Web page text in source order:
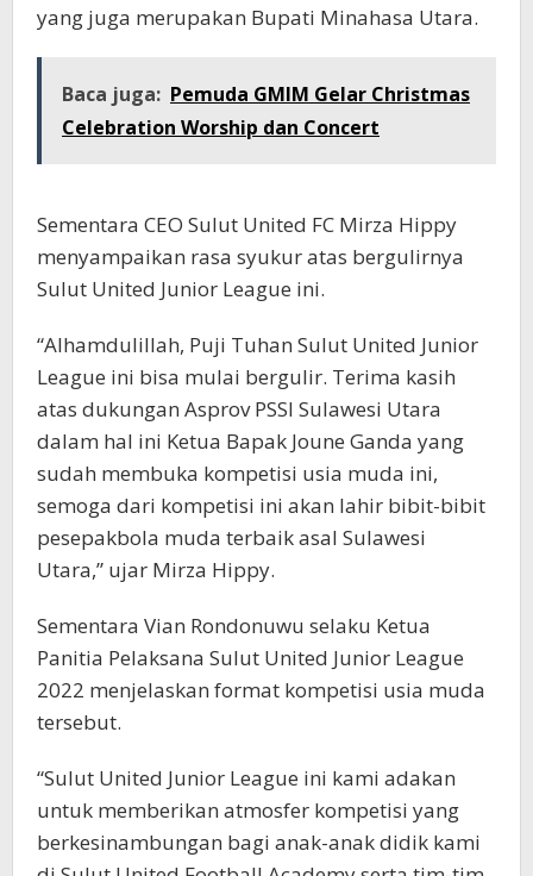
yang juga merupakan Bupati Minahasa Utara.
Baca juga: Pemuda GMIM Gelar Christmas
Celebration Worship dan Concert
Sementara CEO Sulut United FC Mirza Hippy
menyampaikan rasa syukur atas bergulirnya
Sulut United Junior League ini.
“Alhamdulillah, Puji Tuhan Sulut United Junior
League ini bisa mulai bergulir. Terima kasih
atas dukungan Asprov PSSI Sulawesi Utara
dalam hal ini Ketua Bapak Joune Ganda yang
sudah membuka kompetisi usia muda ini,
semoga dari kompetisi ini akan lahir bibit-bibit
pesepakbola muda terbaik asal Sulawesi
Utara,” ujar Mirza Hippy.
Sementara Vian Rondonuwu selaku Ketua
Panitia Pelaksana Sulut United Junior League
2022 menjelaskan format kompetisi usia muda
tersebut.
“Sulut United Junior League ini kami adakan
untuk memberikan atmosfer kompetisi yang
berkesinambungan bagi anak-anak didik kami